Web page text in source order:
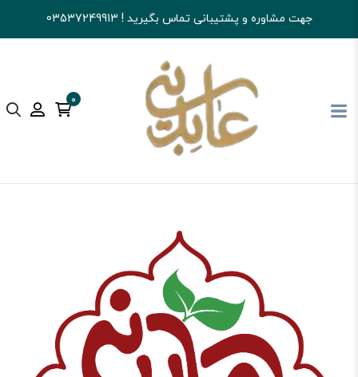
جهت مشاوره و پشتیبانی تماس بگیرید ! 03537249913
0
آجیل و خشکبار عابدینی شکلات شکلات تلخ